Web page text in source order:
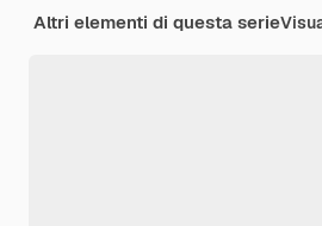
Altri elementi di questa serie